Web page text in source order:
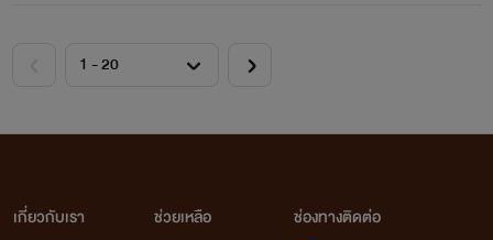
เกี่ยวกับเรา
ช่วยเหลือ
ช่องทางติดต่อ